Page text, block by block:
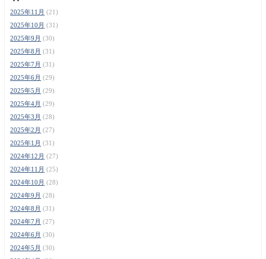
2025年11月 (21)
2025年10月 (31)
2025年9月 (30)
2025年8月 (31)
2025年7月 (31)
2025年6月 (29)
2025年5月 (29)
2025年4月 (29)
2025年3月 (28)
2025年2月 (27)
2025年1月 (31)
2024年12月 (27)
2024年11月 (25)
2024年10月 (28)
2024年9月 (28)
2024年8月 (31)
2024年7月 (27)
2024年6月 (30)
2024年5月 (30)